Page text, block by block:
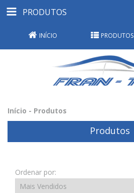
PRODUTOS
INÍCIO PRODUTOS
Início - Produtos
Produtos
Ordenar por: